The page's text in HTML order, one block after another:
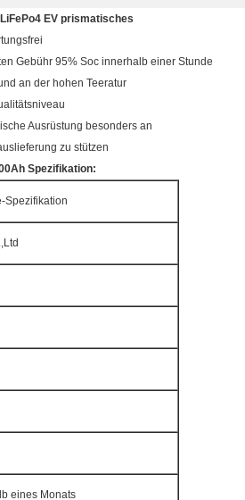
EV prismatisches
Gebühr 95% Soc innerhalb einer Stunde
an der hohen Teeratur
Ausrüstung besonders an
zu stützen
Spezifikation:
Spezifikation
eines Monats